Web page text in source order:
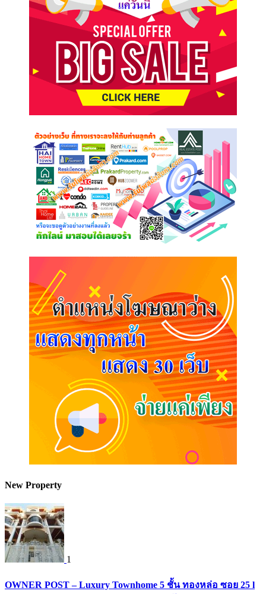
New Property
1
OWNER POST – Luxury Townhome 5 ชั้น ทองหล่อ ซอย 25 l